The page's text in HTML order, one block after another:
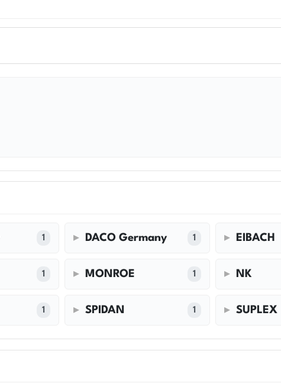
1 DACO Germany 1 EIBACH
1 MONROE 1 NK
1 SPIDAN 1 SUPLEX